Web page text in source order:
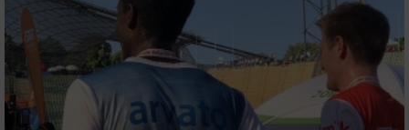
Verwendung reduzierter Daten zur Auswahl
von Inhalten
IAB-Besonderheiten:
Verwendung genauer Standortdaten